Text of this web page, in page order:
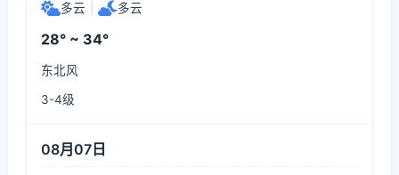
多云 多云
28° ~ 34°
东北风
3-4级
08月07日